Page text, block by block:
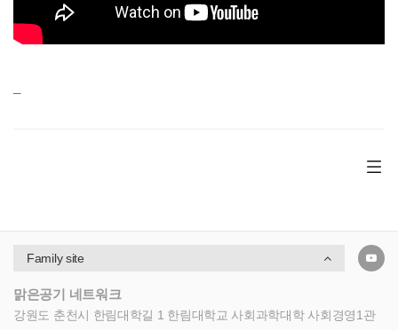
맑은공기 네트워크
강원도 춘천시 한림대학길 1 한림대학교 사회과학대학 사회경영1관
Family site